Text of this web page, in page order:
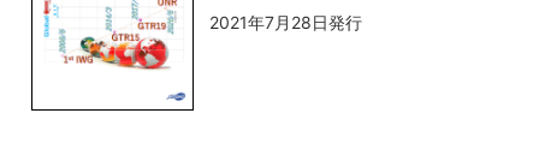
2021年7月28日発行